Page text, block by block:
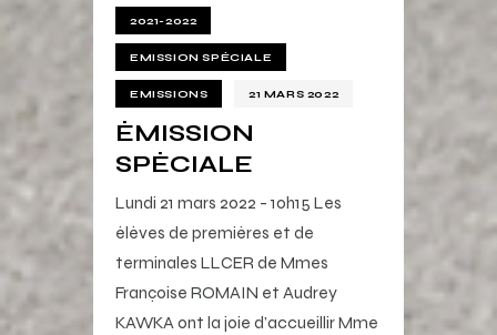
2021-2022
EMISSION SPÉCIALE
EMISSIONS 21 MARS 2022
ÉMISSION
SPÉCIALE
Lundi 21 mars 2022 - 10h15 Les
élèves de premières et de
terminales LLCER de Mmes
Françoise ROMAIN et Audrey
KAWKA ont la joie d’accueillir Mme